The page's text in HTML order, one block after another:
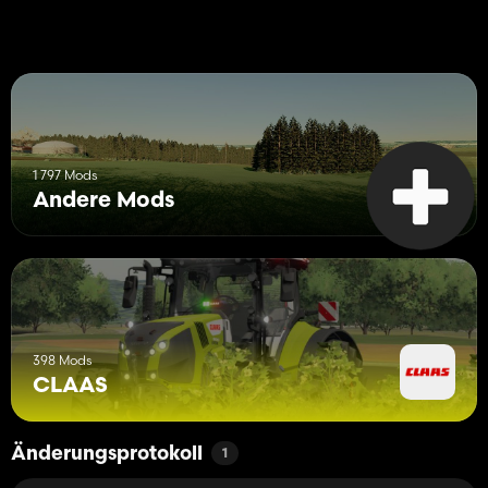
1 797 Mods
Andere Mods
398 Mods
CLAAS
Änderungsprotokoll 1